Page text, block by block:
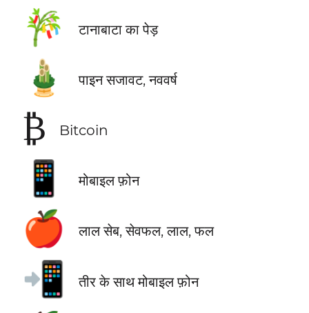
🎋 टानाबाटा का पेड़
🎍 पाइन सजावट, नववर्ष
₿ Bitcoin
📱 मोबाइल फ़ोन
🍎 लाल सेब, सेवफल, लाल, फल
📲 तीर के साथ मोबाइल फ़ोन